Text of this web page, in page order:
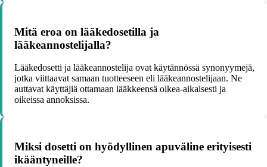
Mitä eroa on lääkedosetilla ja
lääkeannostelijalla?
Lääkedosetti ja lääkeannostelija ovat käytännössä synonyymejä,
jotka viittaavat samaan tuotteeseen eli lääkeannostelijaan. Ne
auttavat käyttäjiä ottamaan lääkkeensä oikea-aikaisesti ja
oikeissa annoksissa.
Miksi dosetti on hyödyllinen apuväline erityisesti
ikääntyneille?